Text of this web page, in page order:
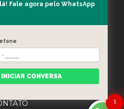
INÍCIO
1
Fale agora pelo WhatsApp
INICIAR CONVERSA